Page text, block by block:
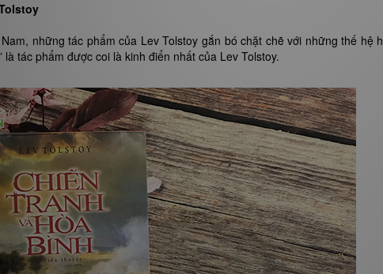
những tác phẩm của Lev Tolstoy gắn bó chặt chẽ với những thế hệ
là tác phẩm được coi là kinh điển nhất của Lev Tolstoy.